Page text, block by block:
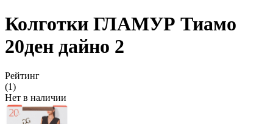
Колготки ГЛАМУР Тиамо
20ден дайно 2
Рейтинг
(1)
Нет в наличии